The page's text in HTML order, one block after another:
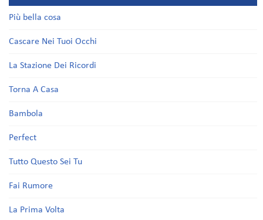
Più bella cosa
Cascare Nei Tuoi Occhi
La Stazione Dei Ricordi
Torna A Casa
Bambola
Perfect
Tutto Questo Sei Tu
Fai Rumore
La Prima Volta